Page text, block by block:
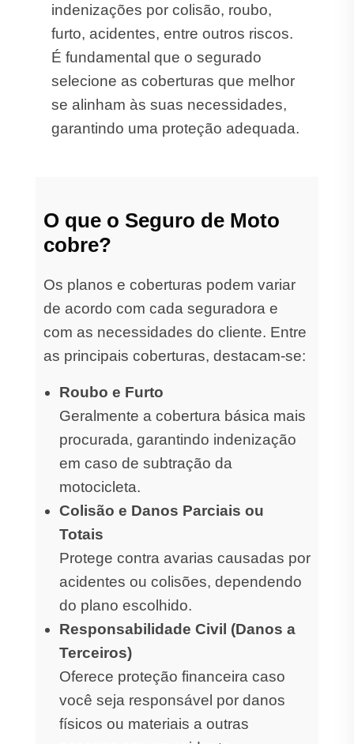
indenizações por colisão, roubo,
furto, acidentes, entre outros riscos.
É fundamental que o segurado
selecione as coberturas que melhor
se alinham às suas necessidades,
garantindo uma proteção adequada.
O que o Seguro de Moto
cobre?
Os planos e coberturas podem variar
de acordo com cada seguradora e
com as necessidades do cliente. Entre
as principais coberturas, destacam-se:
Roubo e Furto
Geralmente a cobertura básica mais
procurada, garantindo indenização
em caso de subtração da
motocicleta.
Colisão e Danos Parciais ou
Totais
Protege contra avarias causadas por
acidentes ou colisões, dependendo
do plano escolhido.
Responsabilidade Civil (Danos a
Terceiros)
Oferece proteção financeira caso
você seja responsável por danos
físicos ou materiais a outras